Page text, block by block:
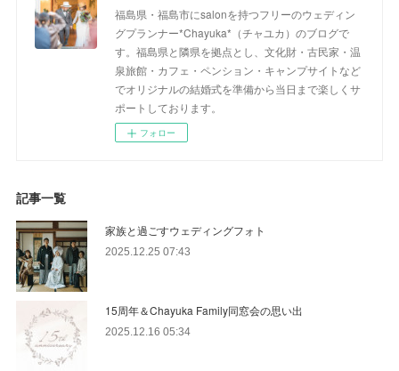
福島県・福島市にsalonを持つフリーのウェディン
グプランナー*Chayuka*（チャユカ）のブログで
す。福島県と隣県を拠点とし、文化財・古民家・温
泉旅館・カフェ・ペンション・キャンプサイトなど
でオリジナルの結婚式を準備から当日まで楽しくサ
ポートしております。
フォロー
記事一覧
家族と過ごすウェディングフォト
2025.12.25 07:43
15周年＆Chayuka Family同窓会の思い出
2025.12.16 05:34